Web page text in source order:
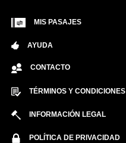
MIS PASAJES
AYUDA
CONTACTO
TÉRMINOS Y CONDICIONES
INFORMACIÓN LEGAL
POLÍTICA DE PRIVACIDAD